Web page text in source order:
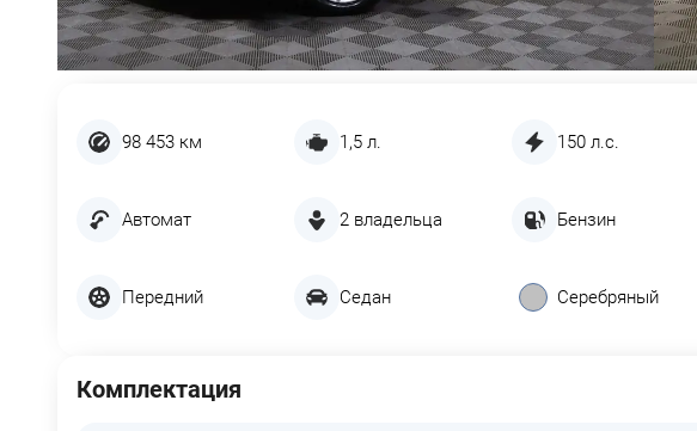
98 453 км 1,5 л. 150 л.с.
Автомат 2 владельца Бензин
Передний Седан Серебряный
Комплектация